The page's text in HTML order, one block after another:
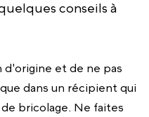
conseils à
d'origine et de ne pas
dans un récipient qui
bricolage. Ne faites